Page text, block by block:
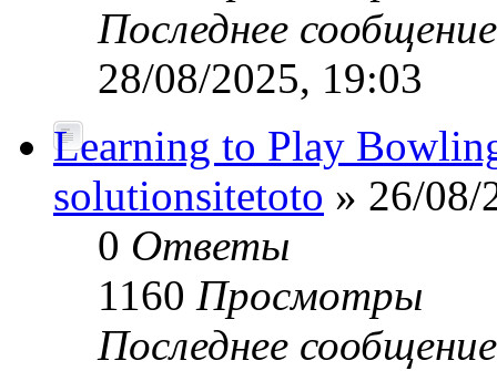
Последнее
28/08/2025, 19:03
Learning to Play
solutionsitetoto » 26/08/
0 Ответы
1160 Просмотры
Последнее